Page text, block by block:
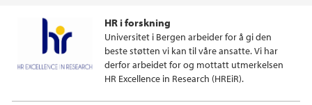
HR i forskning
Universitet i Bergen arbeider for å gi den
beste støtten vi kan til våre ansatte. Vi har
derfor arbeidet for og mottatt utmerkelsen
HR Excellence in Research (HREiR).